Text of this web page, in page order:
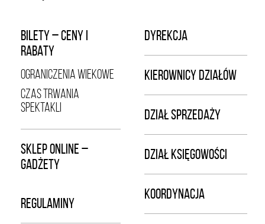
BILETY – CENY I
RABATY
OGRANICZENIA WIEKOWE
CZAS TRWANIA
SPEKTAKLI
SKLEP ONLINE –
GADŻETY
REGULAMINY
DYREKCJA
KIEROWNICY DZIAŁÓW
DZIAŁ SPRZEDAŻY
DZIAŁ KSIĘGOWOŚCI
KOORDYNACJA